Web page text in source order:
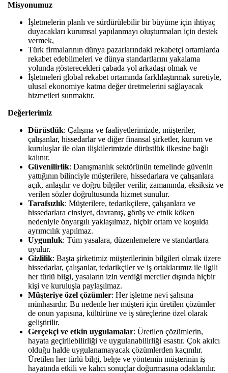
Misyonumuz
İşletmelerin planlı ve sürdürülebilir bir büyüme için ihtiyaç
duyacakları kurumsal yapılanmayı oluşturmaları için destek
vermek,
Türk firmalarının dünya pazarlarındaki rekabetçi ortamlarda
rekabet edebilmeleri ve dünya standartlarını yakalama
yolunda gösterecekleri çabada yol arkadaşı olmak ve
İşletmeleri global rekabet ortamında farklılaştırmak suretiyle,
ulusal ekonomiye katma değer üretmelerini sağlayacak
hizmetleri sunmaktır.
Değerlerimiz
Dürüstlük: Çalışma ve faaliyetlerimizde, müşteriler,
çalışanlar, hissedarlar ve diğer finansal şirketler, kurum ve
kuruluşlar ile olan ilişkilerimizde dürüstlük ilkesine bağlı
kalınır.
Güvenilirlik: Danışmanlık sektörünün temelinde güvenin
yattığının bilinciyle müşterilere, hissedarlara ve çalışanlara
açık, anlaşılır ve doğru bilgiler verilir, zamanında, eksiksiz ve
verilen sözler doğrultusunda hizmet sunulur.
Tarafsızlık: Müşterilere, tedarikçilere, çalışanlara ve
hissedarlara cinsiyet, davranış, görüş ve etnik köken
nedeniyle önyargılı yaklaşılmaz, hiçbir ortam ve koşulda
ayrımcılık yapılmaz.
Uygunluk: Tüm yasalara, düzenlemelere ve standartlara
uyulur.
Gizlilik: Başta şirketimiz müşterilerinin bilgileri olmak üzere
hissedarlar, çalışanlar, tedarikçiler ve iş ortaklarımız ile ilgili
her türlü bilgi, yasaların izin verdiği merciler dışında hiçbir
kişi ve kuruluşla paylaşılmaz.
Müşteriye özel çözümler: Her işletme nevi şahsına
münhasırdır. Bu nedenle her müşteri için üretilen çözümler
de onun yapısına, kültürüne ve iş süreçlerine özel olarak
geliştirilir.
Gerçekçi ve etkin uygulamalar: Üretilen çözümlerin,
hayata geçirilebilirliği ve uygulanabilirliği esastır. Çok akılcı
olduğu halde uygulanamayacak çözümlerden kaçınılır.
Üretilen her türlü bilgi, belge ve yöntemin müşterinin iş
hayatında etkili ve kalıcı sonuçlar doğurmasına odaklanılır.